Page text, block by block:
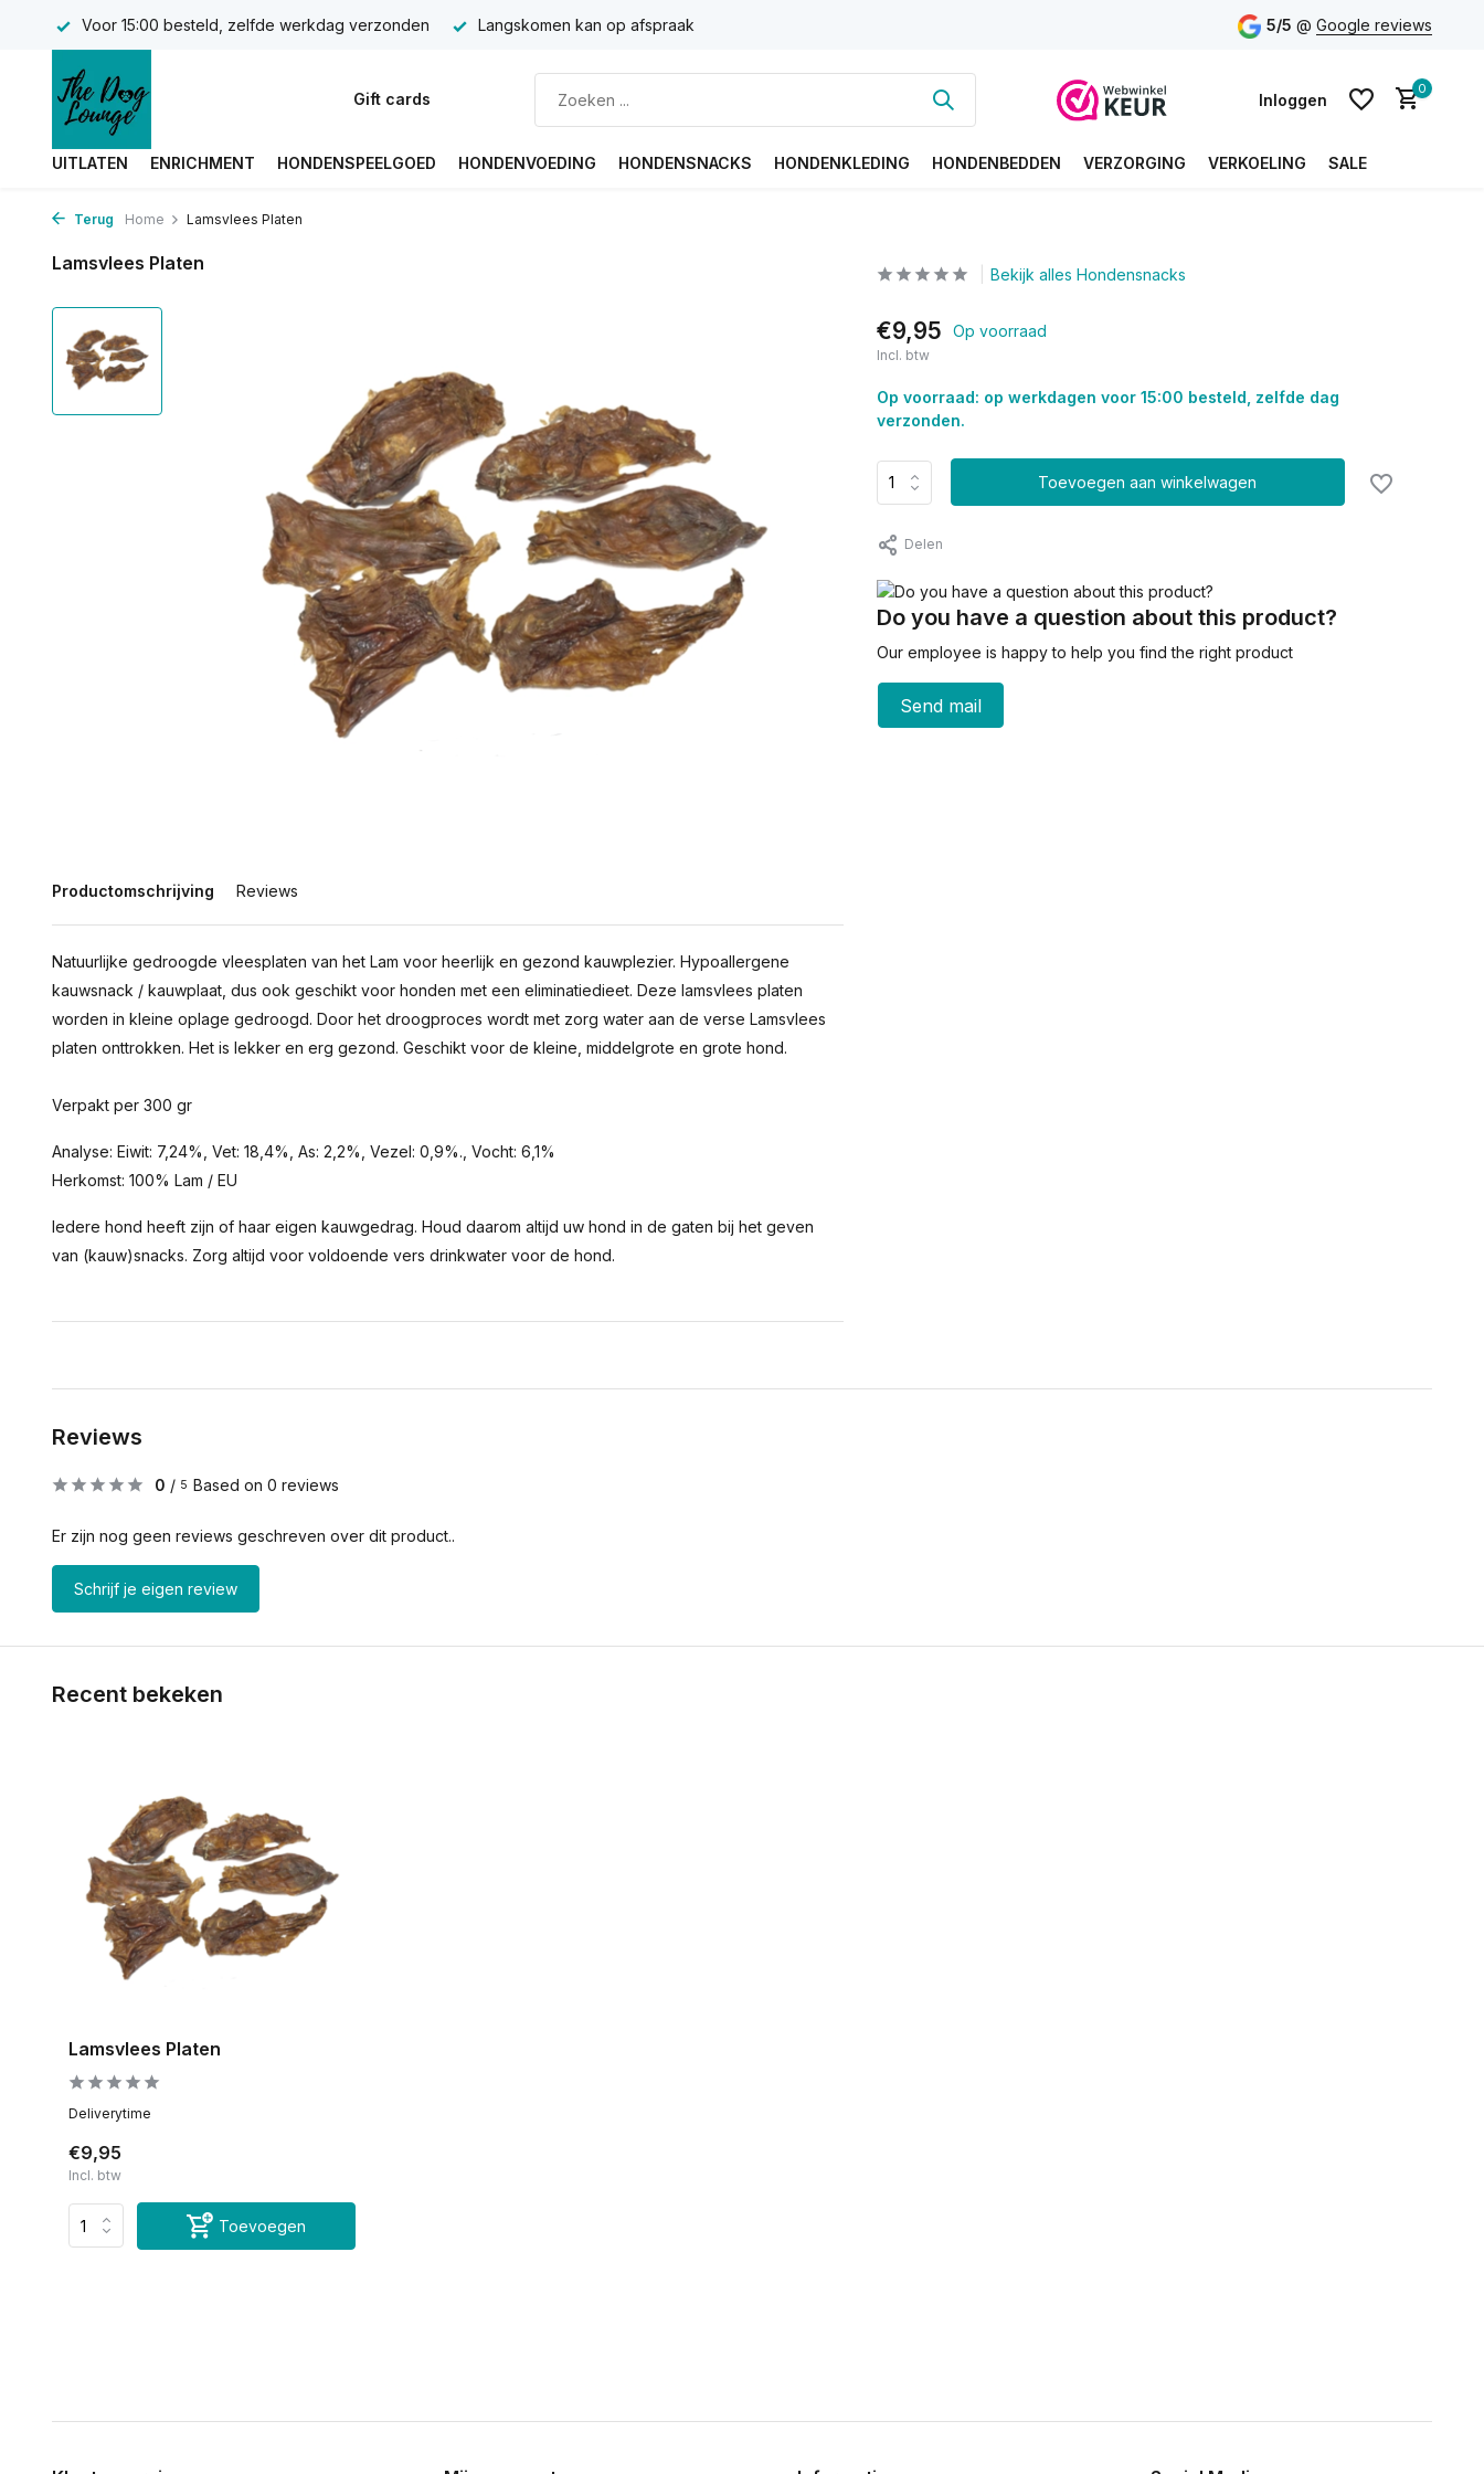
Voor 15:00 besteld, zelfde werkdag verzonden Langskomen kan op afspraak 5/5 @ Google reviews
Gift cards Inloggen
0
UITLATEN ENRICHMENT HONDENSPEELGOED HONDENVOEDING HONDENSNACKS HONDENKLEDING HONDENBEDDEN VERZORGING VERKOELING SALE
Terug Home Lamsvlees Platen
Lamsvlees Platen
Productomschrijving Reviews
Natuurlijke gedroogde vleesplaten van het Lam voor heerlijk en gezond kauwplezier. Hypoallergene
kauwsnack / kauwplaat, dus ook geschikt voor honden met een eliminatiedieet. Deze lamsvlees platen
worden in kleine oplage gedroogd. Door het droogproces wordt met zorg water aan de verse Lamsvlees
platen onttrokken. Het is lekker en erg gezond. Geschikt voor de kleine, middelgrote en grote hond.
Verpakt per 300 gr
Analyse: Eiwit: 7,24%, Vet: 18,4%, As: 2,2%, Vezel: 0,9%., Vocht: 6,1%
Herkomst: 100% Lam / EU
Iedere hond heeft zijn of haar eigen kauwgedrag. Houd daarom altijd uw hond in de gaten bij het geven
van (kauw)snacks. Zorg altijd voor voldoende vers drinkwater voor de hond.
Bekijk alles Hondensnacks
€9,95 Op voorraad
Incl. btw
Op voorraad: op werkdagen voor 15:00 besteld, zelfde dag
verzonden.
Toevoegen aan winkelwagen
Delen
Do you have a question about this product?
Our employee is happy to help you find the right product
Send mail
Reviews
0 / 5 Based on 0 reviews
Er zijn nog geen reviews geschreven over dit product..
Schrijf je eigen review
Recent bekeken
Lamsvlees Platen
Deliverytime
€9,95
Incl. btw
Toevoegen